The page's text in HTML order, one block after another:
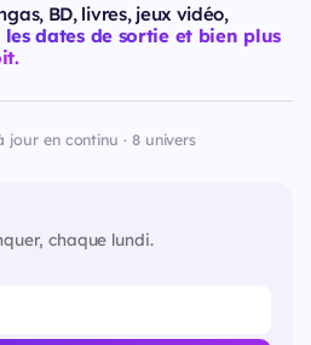
BD, livres, jeux vidéo,
les dates de sortie et bien plus
jour en continu · 8 univers
chaque lundi.